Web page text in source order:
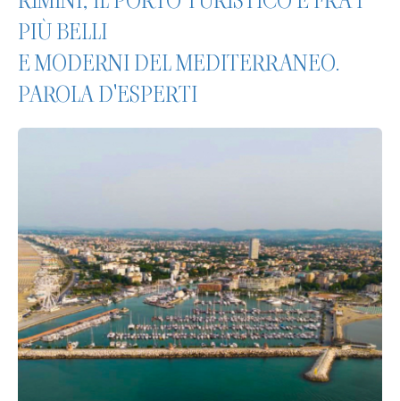
PIÙ BELLI
E MODERNI DEL MEDITERRANEO.
PAROLA D'ESPERTI